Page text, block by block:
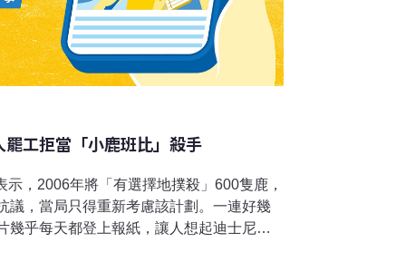
工拒當「小鹿班比」殺手
，2006年將「有選擇地撲殺」600隻鹿，
議，當局只得重新考慮該計劃。一連好幾
幾乎每天都登上報紙，讓人想起迪士尼經